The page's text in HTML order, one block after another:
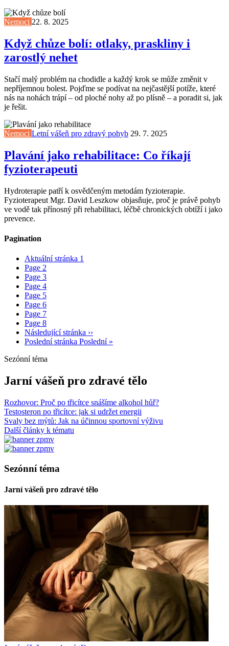
Nemoci 22. 8. 2025
Když chůze bolí: otlaky, praskliny i
zarostlý nehet
Stačí malý problém na chodidle a každý krok se může změnit v
nepříjemnou bolest. Pojďme se podívat na nejčastější potíže, které
nás na nohách trápí – od ploché nohy až po plísně – a poradit si, jak
je řešit.
Nemoci Letní vášeň pro zdravý pohyb 29. 7. 2025
Plavání jako rehabilitace: Co říkají
fyzioterapeuti
Hydroterapie patří k osvědčeným metodám fyzioterapie.
Fyzioterapeut Mgr. David Leszkow objasňuje, proč je právě pohyb
ve vodě tak přínosný při rehabilitaci, léčbě chronických obtíží i jako
prevence.
Pagination
Aktuální stránka 1
Page 2
Page 3
Page 4
Page 5
Page 6
Page 7
Page 8
Následující stránka ››
Poslední stránka Poslední »
Sezónní téma
Jarní vášeň pro zdravé tělo
Rozhovor: Proč po třicítce snášíme alkohol hůř?
Testosteron po třicítce: jak si udržet energii
Svaly bez mýtů: Jak na účinnou sportovní výživu
Další články k tématu
Sezónní téma
Jarní vášeň pro zdravé tělo